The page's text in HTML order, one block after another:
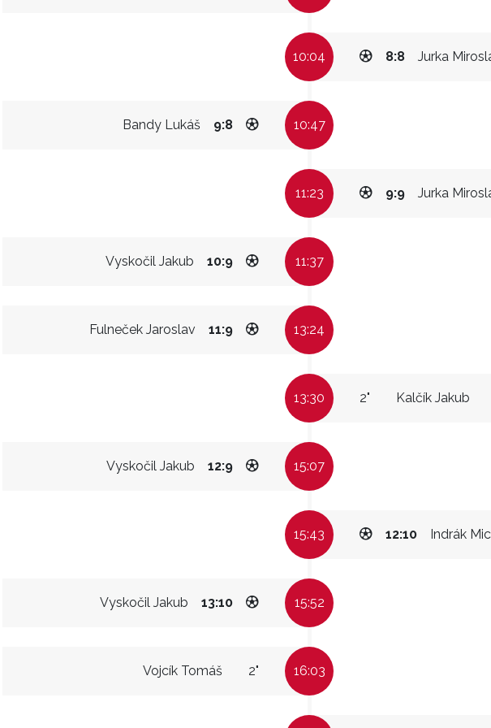
10:04 Jurka
8:8
Bandy Lukáš 9:8 10:47
11:23 Jurka
9:9
Vyskočil Jakub 10:9 11:37
Fulneček Jaroslav 11:9 13:24
13:30 Kalčík Jakub
2"
Vyskočil Jakub 12:9 15:07
15:43 Indrák
12:10
Vyskočil Jakub 13:10 15:52
Vojcík Tomáš 2" 16:03